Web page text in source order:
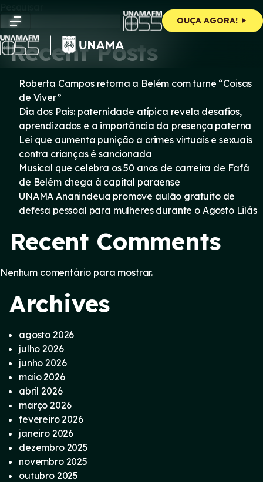
content
OUÇA AGORA!
Pesquisar
Pesquisar
Recent Posts
Roberta Campos retorna a Belém com turnê “Coisas
de Viver”
Dia dos Pais: paternidade atípica revela desafios,
aprendizados e a importância da presença paterna
Lei que aumenta punição a crimes virtuais e sexuais
contra crianças é sancionada
Musical que celebra os 50 anos de carreira de Fafá
de Belém chega à capital paraense
UNAMA Ananindeua promove aulão gratuito de
defesa pessoal para mulheres durante o Agosto Lilás
Recent Comments
Nenhum comentário para mostrar.
Archives
agosto 2026
julho 2026
junho 2026
maio 2026
abril 2026
março 2026
fevereiro 2026
janeiro 2026
dezembro 2025
novembro 2025
outubro 2025